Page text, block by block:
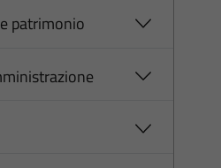
patrimonio